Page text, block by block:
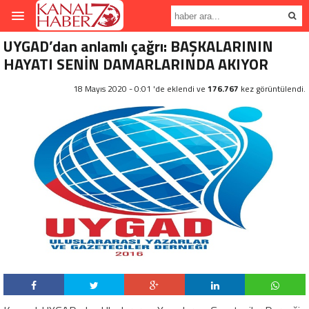
UYGAD’dan anlamlı çağrı: BAŞKALARININ
HAYATI SENİN DAMARLARINDA AKIYOR
18 Mayıs 2020 - 0:01 'de eklendi ve 176.767 kez görüntülendi.